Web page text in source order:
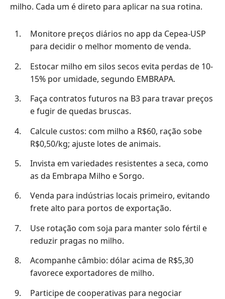
milho. Cada um é direto para aplicar na sua rotina.
Monitore preços diários no app da Cepea-USP
para decidir o melhor momento de venda.
Estocar milho em silos secos evita perdas de 10-
15% por umidade, segundo EMBRAPA.
Faça contratos futuros na B3 para travar preços
e fugir de quedas bruscas.
Calcule custos: com milho a R$60, ração sobe
R$0,50/kg; ajuste lotes de animais.
Invista em variedades resistentes a seca, como
as da Embrapa Milho e Sorgo.
Venda para indústrias locais primeiro, evitando
frete alto para portos de exportação.
Use rotação com soja para manter solo fértil e
reduzir pragas no milho.
Acompanhe câmbio: dólar acima de R$5,30
favorece exportadores de milho.
Participe de cooperativas para negociar